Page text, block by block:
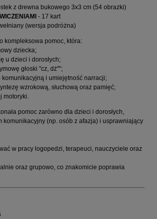
z drewna bukowego 3x3 cm (54 obrazki)
- 17 kart
(wersja podróżna)
kompleksowa pomoc, która:
dziecka;
u dzieci i dorosłych;
głoski "cz, dż"";
i umiejętność narracji;
wzrokową, słuchową oraz pamięć;
motoryki.
pomoc zarówno dla dzieci i dorosłych,
komunikacyjny (np. osób z afazja) i usprawniający
w pracy logopedzi, terapeuci, nauczyciele oraz
oraz grupowo, co znakomicie poprawia